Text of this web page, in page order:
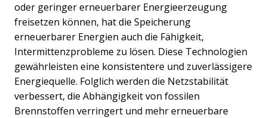
oder geringer erneuerbarer Energieerzeugung
freisetzen können, hat die Speicherung
erneuerbarer Energien auch die Fähigkeit,
Intermittenzprobleme zu lösen. Diese Technologien
gewährleisten eine konsistentere und zuverlässigere
Energiequelle. Folglich werden die Netzstabilität
verbessert, die Abhängigkeit von fossilen
Brennstoffen verringert und mehr erneuerbare